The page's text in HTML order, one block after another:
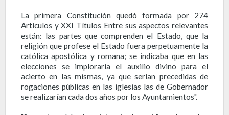
La primera Constitución quedó formada por 274
Artículos y XXI Títulos Entre sus aspectos relevantes
están: las partes que comprenden el Estado, que la
religión que profese el Estado fuera perpetuamente la
católica apostólica y romana; se indicaba que en las
elecciones se imploraría el auxilio divino para el
acierto en las mismas, ya que serían precedidas de
rogaciones públicas en las iglesias las de Gobernador
se realizarían cada dos años por los Ayuntamientos".